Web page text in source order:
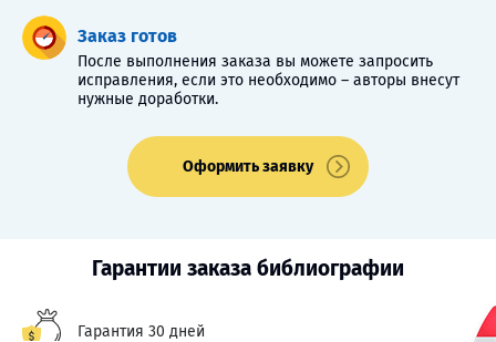
Заказ готов
После выполнения заказа вы можете запросить
исправления, если это необходимо – авторы внесут
нужные доработки.
Оформить заявку
Гарантии заказа библиографии
Гарантия 30 дней